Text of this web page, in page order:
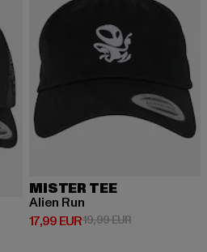
MISTER TEE
Alien Run
17,99 EUR
Derzeitiger Preis: 17,99 EUR
19,99 EURAktionspreis: